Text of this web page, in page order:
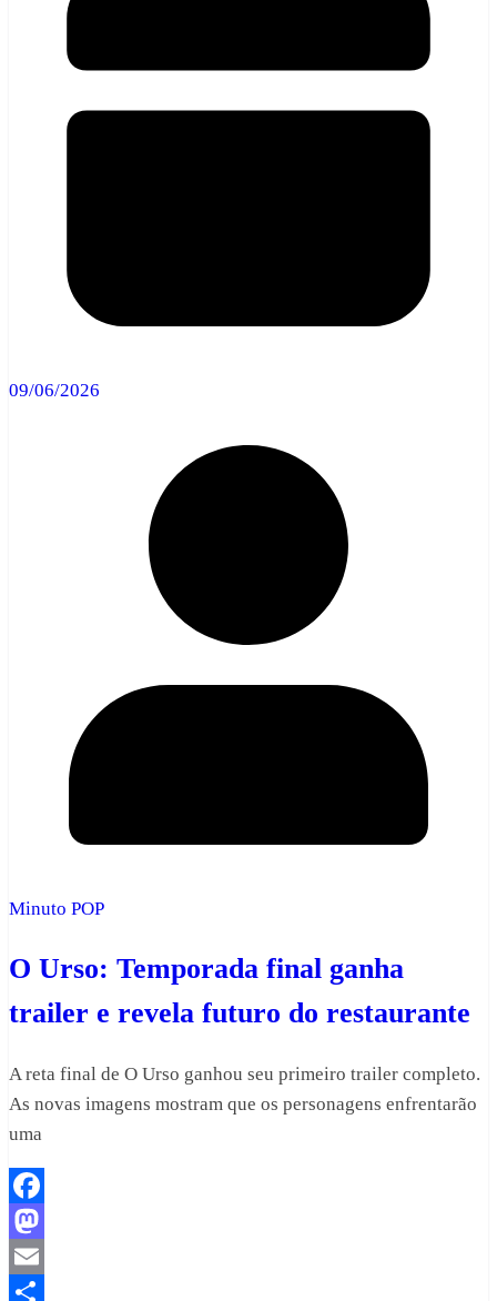
09/06/2026
Minuto POP
O Urso: Temporada final ganha
trailer e revela futuro do restaurante
A reta final de O Urso ganhou seu primeiro trailer completo.
As novas imagens mostram que os personagens enfrentarão
uma
Facebook
Mastodon
Email